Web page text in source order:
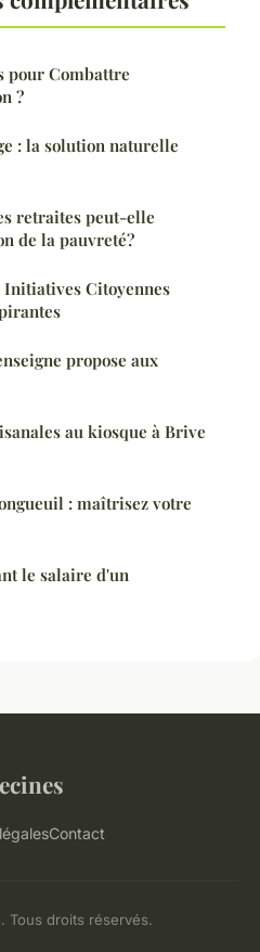
pour Combattre
?
: la solution naturelle
retraites peut-elle
de la pauvreté?
Citoyennes
propose aux
au kiosque à Brive
: maîtrisez votre
le salaire d'un
Contact
Tous droits réservés.